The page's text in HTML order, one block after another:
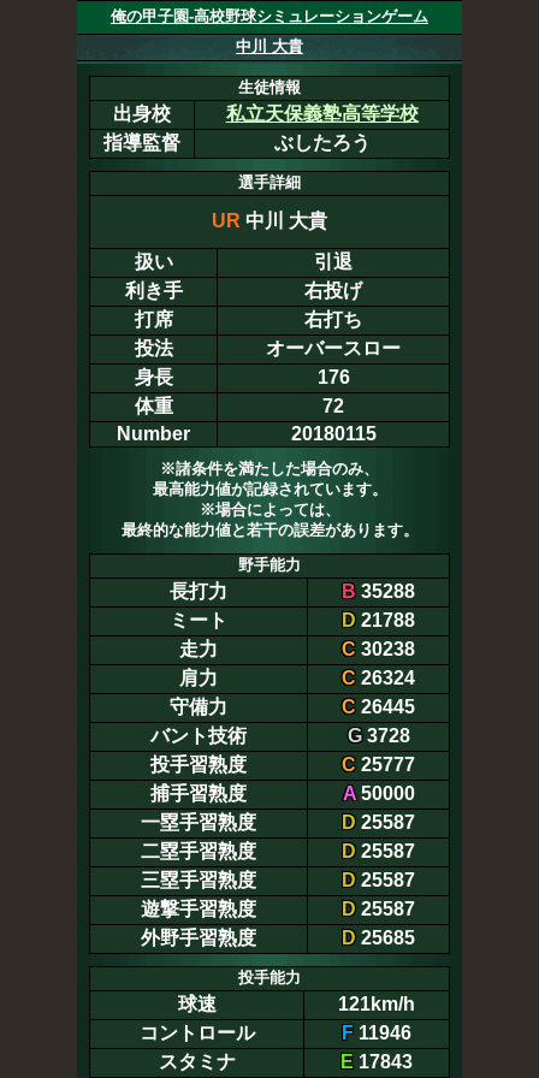
俺の甲子園-高校野球シミュレーションゲーム
中川 大貴
生徒情報
出身校
私立天保義塾高等学校
指導監督
ぶしたろう
選手詳細
UR 中川 大貴
扱い
引退
利き手
右投げ
打席
右打ち
投法
オーバースロー
身長
176
体重
72
Number
20180115
※諸条件を満たした場合のみ、
最高能力値が記録されています。
※場合によっては、
最終的な能力値と若干の誤差があります。
野手能力
長打力 B 35288
ミート
D 21788
走力
C 30238
肩力
C 26324
守備力
C 26445
バント技術
G3728
投手習熟度
C 25777
捕手習熟度
A50000
一塁手習熟度
D 25587
二塁手習熟度
D 25587
三塁手習熟度
D 25587
遊撃手習熟度
D 25587
外野手習熟度
D 25685
投手能力
球速
121km/h
コントロール
F 11946
スタミナ
E 17843